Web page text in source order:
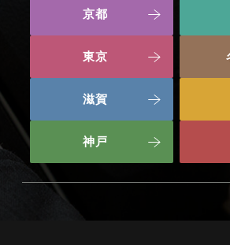
京都
東京
滋賀
神戸